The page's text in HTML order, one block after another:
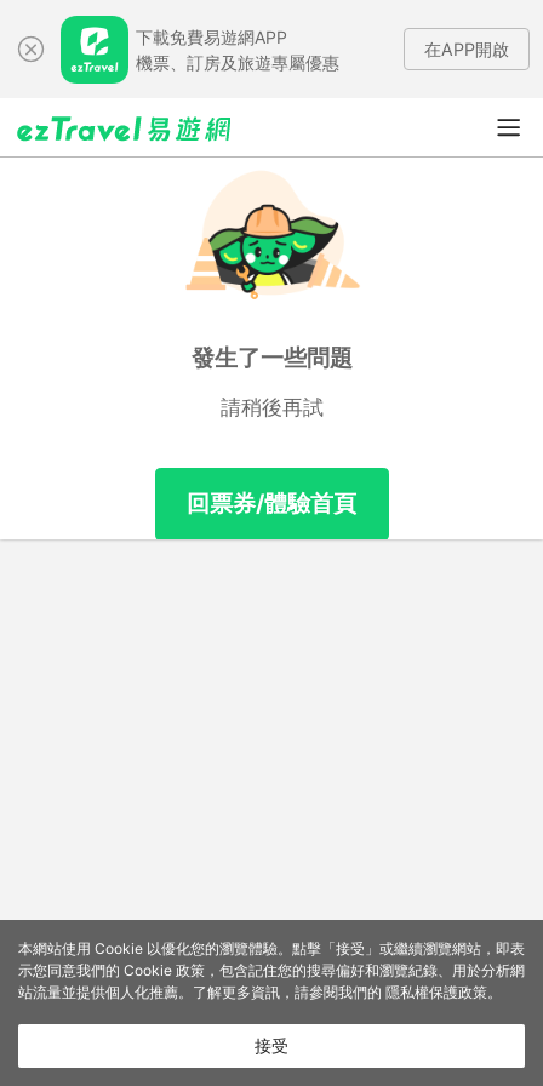
下載免費易遊網APP
機票、訂房及旅遊專屬優惠
在APP開啟
發生了一些問題
請稍後再試
回票券/體驗首頁
本網站使用 Cookie 以優化您的瀏覽體驗。點擊「接受」或繼續瀏覽網站，即表
示您同意我們的 Cookie 政策，包含記住您的搜尋偏好和瀏覽紀錄、用於分析網
站流量並提供個人化推薦。了解更多資訊，請參閱我們的 隱私權保護政策。
接受